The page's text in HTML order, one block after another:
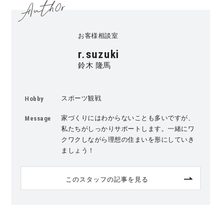
お客様相談室
r.suzuki
鈴木 隆馬
Hobby スポーツ観戦
Message
家づくりにはわからないことも多いですが、
私たちがしっかりサポートします。一緒にワ
クワクしながら理想の住まいを形にしていき
ましょう！
このスタッフの記事を見る